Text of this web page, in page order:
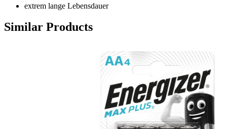
extrem lange Lebensdauer
Similar Products